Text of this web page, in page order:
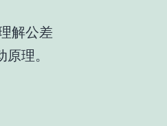
解公差
理。